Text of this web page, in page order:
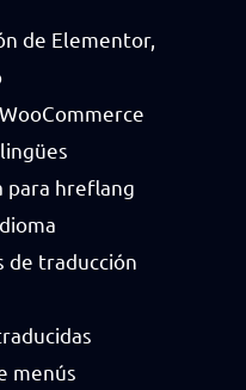
de Elementor,
para hreflang
de traducción
menús